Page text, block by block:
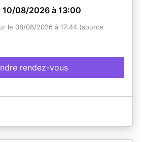
10/08/2026 à 13:00
le 08/08/2026 à 17:44 (source
rendez-vous